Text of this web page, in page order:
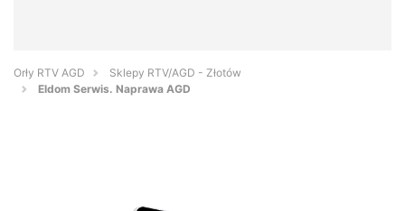
Orły RTV AGD
Sklepy RTV/AGD - Złotów
Eldom Serwis. Naprawa AGD